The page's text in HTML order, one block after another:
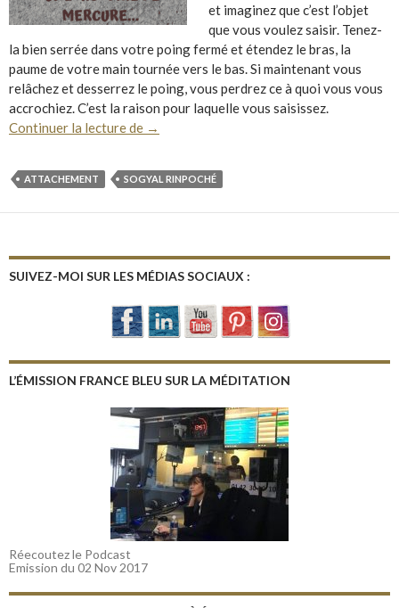
et imaginez que c’est l’objet
que vous voulez saisir. Tenez-
la bien serrée dans votre poing fermé et étendez le bras, la
paume de votre main tournée vers le bas. Si maintenant vous
relâchez et desserrez le poing, vous perdrez ce à quoi vous vous
accrochiez. C’est la raison pour laquelle vous saisissez.
Continuer la lecture de Une histoire de mercure ….
→
ATTACHEMENT SOGYAL RINPOCHÉ
SUIVEZ-MOI SUR LES MÉDIAS SOCIAUX :
L’ÉMISSION FRANCE BLEU SUR LA MÉDITATION
Réecoutez le Podcast
Emission du 02 Nov 2017